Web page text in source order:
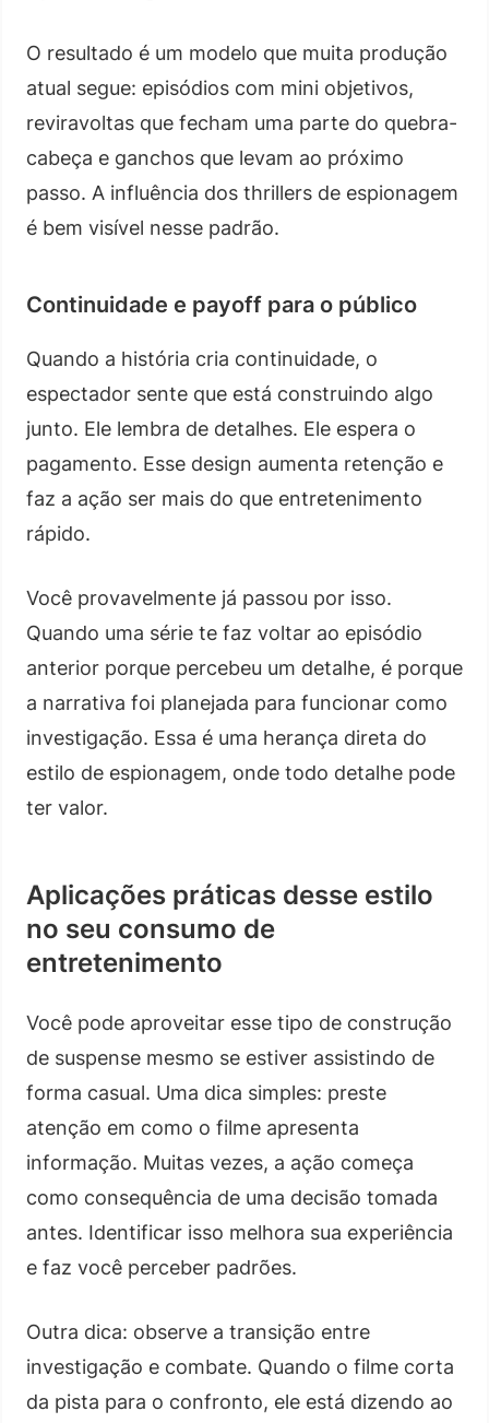
O resultado é um modelo que muita produção
atual segue: episódios com mini objetivos,
reviravoltas que fecham uma parte do quebra-
cabeça e ganchos que levam ao próximo
passo. A influência dos thrillers de espionagem
é bem visível nesse padrão.
Continuidade e payoff para o público
Quando a história cria continuidade, o
espectador sente que está construindo algo
junto. Ele lembra de detalhes. Ele espera o
pagamento. Esse design aumenta retenção e
faz a ação ser mais do que entretenimento
rápido.
Você provavelmente já passou por isso.
Quando uma série te faz voltar ao episódio
anterior porque percebeu um detalhe, é porque
a narrativa foi planejada para funcionar como
investigação. Essa é uma herança direta do
estilo de espionagem, onde todo detalhe pode
ter valor.
Aplicações práticas desse estilo
no seu consumo de
entretenimento
Você pode aproveitar esse tipo de construção
de suspense mesmo se estiver assistindo de
forma casual. Uma dica simples: preste
atenção em como o filme apresenta
informação. Muitas vezes, a ação começa
como consequência de uma decisão tomada
antes. Identificar isso melhora sua experiência
e faz você perceber padrões.
Outra dica: observe a transição entre
investigação e combate. Quando o filme corta
da pista para o confronto, ele está dizendo ao